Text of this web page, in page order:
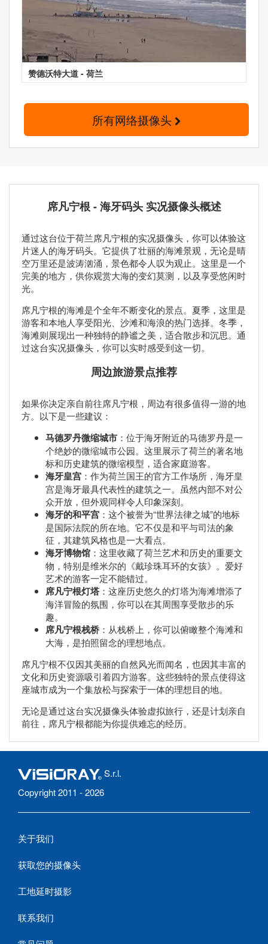
赞德沃特大道 - 荷兰
所有网络摄像头
席凡宁根 - 海牙码头 实况摄像头概述
通过这台位于荷兰席凡宁根的实况摄像头，你可以体验这
片迷人的海牙码头。它提供了壮丽的海滩景观，无论是晴
空万里还是波涛汹涌，景色都令人叹为观止。这里是一个
完美的地方，供你观赏大海的变幻莫测，以及享受悠闲时
光。
席凡宁根的海滩是个全年不断变化的景点。夏季，这里是
游客和本地人享受阳光、沙滩和海浪的热门选择。冬季，
海滩则展现出一种独特的静谧之美，适合散步和沉思。通
过这台实况摄像头，你可以实时感受到这一切。
周边旅游景点推荐
如果你决定亲自前往席凡宁根，周边有很多值得一游的地
方。以下是一些建议：
马德罗丹微缩城市 ：位于海牙附近的马德罗丹是一
个绝妙的微缩城市公园。这里展示了荷兰的著名地
标和历史建筑的微缩模型，适合家庭游客。
海牙皇宫 ：作为荷兰国王的官方工作场所，海牙皇
宫是海牙最具代表性的建筑之一。虽然内部不对公
众开放，但外观同样令人印象深刻。
海牙的和平宫 ：这个被誉为“世界法律之城”的地标
是国际法院的所在地。它不仅是和平与司法的象
征，其建筑风格也是一大看点。
海牙博物馆 ：这里收藏了荷兰艺术和历史的重要文
物，特别是维米尔的《戴珍珠耳环的女孩》。爱好
艺术的游客一定不能错过。
席凡宁根灯塔 ：这座历史悠久的灯塔为海滩增添了
海洋冒险的氛围，你可以在其周围享受散步的乐
趣。
席凡宁根栈桥：从栈桥上，你可以俯瞰整个海滩和
大海，是拍照留念的理想地点。
席凡宁根不仅因其美丽的自然风光而闻名，也因其丰富的
文化和历史资源吸引着四方游客。这些独特的景点使得这
座城市成为一个集放松与探索于一体的理想目的地。
无论是通过这台实况摄像头体验虚拟旅行，还是计划亲自
前往，席凡宁根都能为你提供难忘的经历。
S.r.l.
Copyright 2011 - 2026
关于我们
获取您的摄像头
工地延时摄影
联系我们